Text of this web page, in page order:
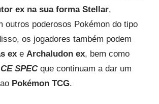
ex na sua forma Stellar,
outros poderosos Pokémon do tipo
os jogadores também podem
exe Archaludon ex, bem como
SPECque continuam a dar um
Pokémon TCG.